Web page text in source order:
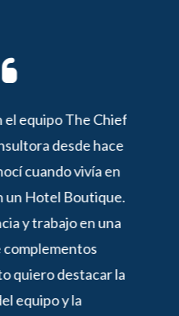
el equipo The Chief
desde hace
cuando vivía en
un Hotel Boutique.
y trabajo en una
quiero destacar la
equipo y la